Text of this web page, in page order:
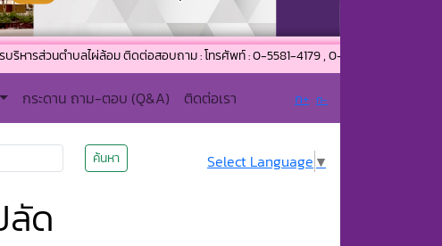
ล้อม ติดต่อสอบถาม : โทรศัพท์ : 0-5581-4179 , 0-5504-9656 โทรสาร : 0-5581-4179
กระดาน ถาม-ตอบ (Q&A) ติดต่อเรา ก+ ก-
ค้นหา Select Language ▼
ลัด